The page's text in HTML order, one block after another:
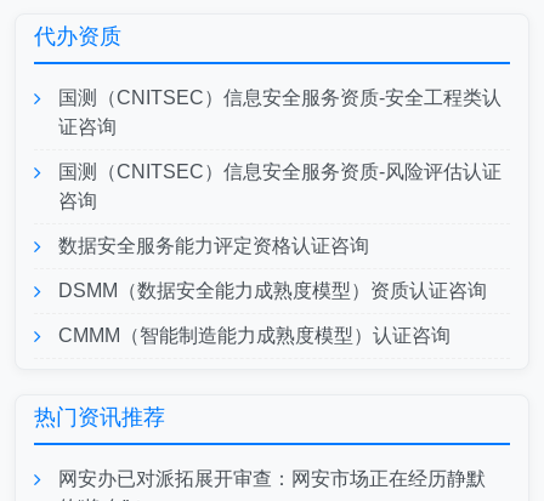
代办资质
国测（CNITSEC）信息安全服务资质-安全工程类认
证咨询
国测（CNITSEC）信息安全服务资质-风险评估认证
咨询
数据安全服务能力评定资格认证咨询
DSMM（数据安全能力成熟度模型）资质认证咨询
CMMM（智能制造能力成熟度模型）认证咨询
热门资讯推荐
网安办已对派拓展开审查：网安市场正在经历静默